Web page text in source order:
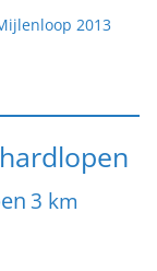
2013
3 km